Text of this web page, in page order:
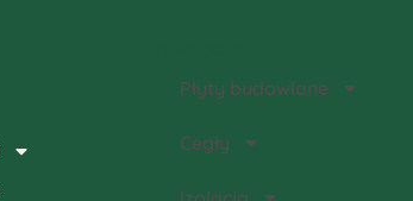
Płyty budowlane
Cegły